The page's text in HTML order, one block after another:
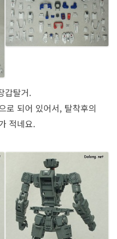
갑탈거.
로 되어 있어서, 탈착후의
적네요.